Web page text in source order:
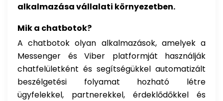
alkalmazása vállalati környezetben.
Mik a chatbotok?
A chatbotok olyan alkalmazások, amelyek a
Messenger és Viber platformját használják
chatfelületként és segítségükkel automatizált
beszélgetési folyamat hozható létre
ügyfelekkel, partnerekkel, érdeklődőkkel és